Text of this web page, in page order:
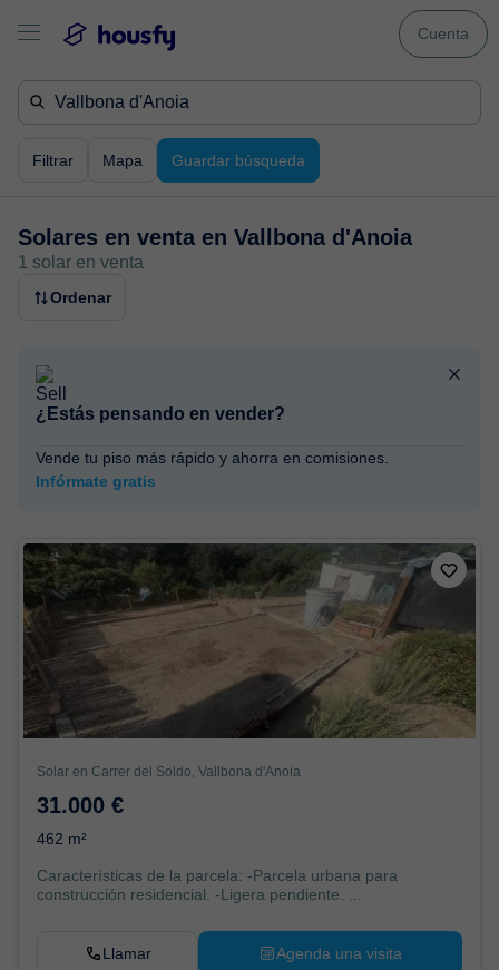
Cuenta
Filtrar Mapa Guardar búsqueda
Solares en venta en Vallbona d'Anoia
1 solar en venta
Ordenar
¿Estás pensando en vender?
Vende tu piso más rápido y ahorra en comisiones.
Infórmate gratis
Solar en Carrer del Soldo, Vallbona d'Anoia
31.000 €
462 m²
Características de la parcela: -Parcela urbana para
Llamar Agenda una visita